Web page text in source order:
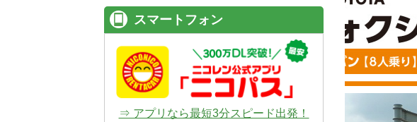
スマートフォン
⇒ アプリなら最短3分スピード出発！